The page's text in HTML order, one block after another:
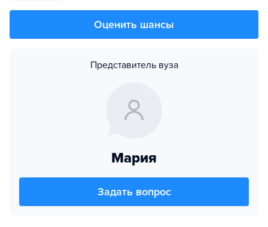
Оценить шансы
Представитель вуза
Мария
Задать вопрос